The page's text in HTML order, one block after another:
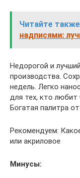
Читайте
надписями:
Недорогой и
производства.
недель. Легко
для тех, кто любит
Богатая палитра
Рекомендуем:
или акриловое
Минусы: